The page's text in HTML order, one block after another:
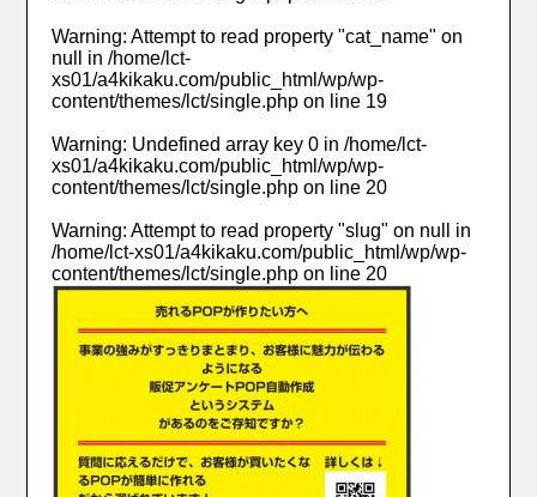
Warning: Attempt to read property "cat_name" on
null in/home/lct-
xs01/a4kikaku.com/public_html/wp/wp-
content/themes/lct/single.php on line 19
Warning: Undefined array key 0 in/home/lct-
xs01/a4kikaku.com/public_html/wp/wp-
content/themes/lct/single.php on line 20
Warning: Attempt to read property "slug" on null in
/home/lct-xs01/a4kikaku.com/public_html/wp/wp-
content/themes/lct/single.php on line 20